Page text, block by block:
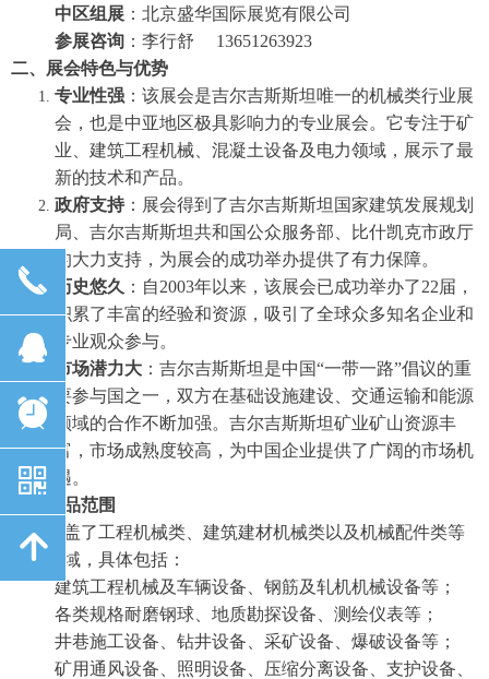
中区组展 ：北京盛华国际展览有限公司
参展咨询 ：李行舒 13651263923
二、展会特色与优势
专业性强 ：该展会是吉尔吉斯斯坦唯一的机械类行业展
会，也是中亚地区极具影响力的专业展会。它专注于矿
业、建筑工程机械、混凝土设备及电力领域，展示了最
新的技术和产品。
政府支持 ：展会得到了吉尔吉斯斯坦国家建筑发展规划
局、吉尔吉斯斯坦共和国公众服务部、比什凯克市政厅
的大力支持，为展会的成功举办提供了有力保障。
历史悠久 ：自2003年以来，该展会已成功举办了22届，
积累了丰富的经验和资源，吸引了全球众多知名企业和
专业观众参与。
市场潜力大 ：吉尔吉斯斯坦是中国“一带一路”倡议的重
要参与国之一，双方在基础设施建设、交通运输和能源
领域的合作不断加强。吉尔吉斯斯坦矿业矿山资源丰
富，市场成熟度较高，为中国企业提供了广阔的市场机
遇。
展品范围
展会涵盖了工程机械类、建筑建材机械类以及机械配件类等
多个领域，具体包括：
建筑工程机械及车辆设备、钢筋及轧机机械设备等；
各类规格耐磨钢球、地质勘探设备、测绘仪表等；
井巷施工设备、钻井设备、采矿设备、爆破设备等；
矿用通风设备、照明设备、压缩分离设备、支护设备、
끅
뀩
뀥
낃
녕